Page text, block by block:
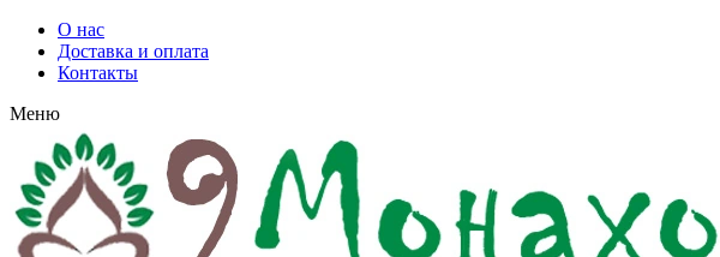
О нас
Доставка и оплата
Контакты
Меню